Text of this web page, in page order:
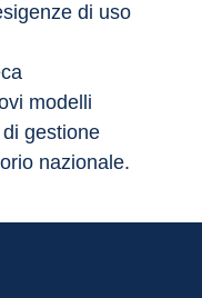
di uso
modelli
gestione
nazionale.